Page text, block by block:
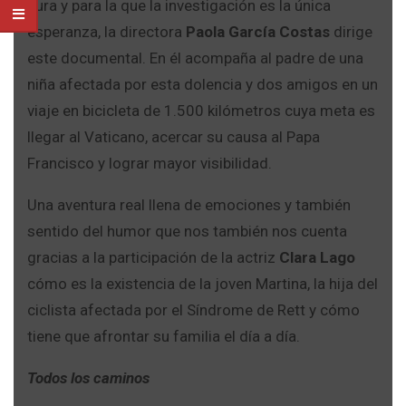
cura y para la que la investigación es la única
esperanza, la directora Paola García Costas dirige
este documental. En él acompaña al padre de una
niña afectada por esta dolencia y dos amigos en un
viaje en bicicleta de 1.500 kilómetros cuya meta es
llegar al Vaticano, acercar su causa al Papa
Francisco y lograr mayor visibilidad.
Una aventura real llena de emociones y también
sentido del humor que nos también nos cuenta
gracias a la participación de la actriz Clara Lago
cómo es la existencia de la joven Martina, la hija del
ciclista afectada por el Síndrome de Rett y cómo
tiene que afrontar su familia el día a día.
Todos los caminos